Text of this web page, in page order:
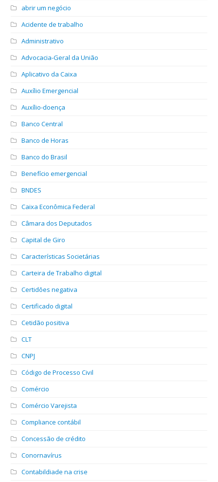
abrir um negócio
Acidente de trabalho
Administrativo
Advocacia-Geral da União
Aplicativo da Caixa
Auxílio Emergencial
Auxílio-doença
Banco Central
Banco de Horas
Banco do Brasil
Benefício emergencial
BNDES
Caixa Econômica Federal
Câmara dos Deputados
Capital de Giro
Características Societárias
Carteira de Trabalho digital
Certidões negativa
Certificado digital
Cetidão positiva
CLT
CNPJ
Código de Processo Civil
Comércio
Comércio Varejista
Compliance contábil
Concessão de crédito
Conornavírus
Contabildiade na crise